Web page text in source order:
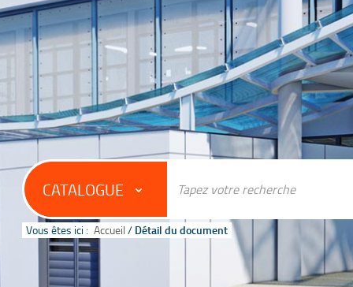
CATALOGUE
Vous êtes ici : Accueil / Détail du document